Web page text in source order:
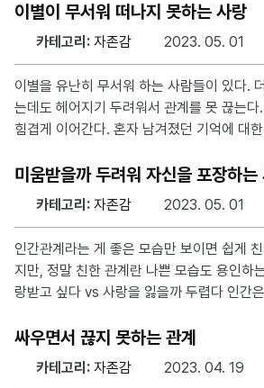
sh OpenVPN is already installed. Select an option: 1) Add a
new client 2) Revoke an existing client 3) Remove OpenVP
이별이 무서워 떠나지 못하는 사랑
카테고리: 자존감 2023. 05. 01
이별을 유난히 무서워 하는 사람들이 있다.
는데도 헤어지기 두려워서 관계를 못 끊는
힘겹게 이어간다. 혼자 남겨졌던 기억에 대한 공포 이별에 대한 두
시절에 혼자 집에 남겨진 경험에 무섭거나 불
자 있음이 불쾌한 경험으로 기억되기 쉬워진
원망과 이어지며, 따돌림이나 괴롭힘, 소외
상처지만, 그것을 너무 나쁜 일로 생각할 필
가 되면 외로워지게 마련이지만, 자유로워진
생각하지 말고 자신을 돌보는 시간을 가지며
미움받을까 두려워 자신을 포장하는
카테고리: 자존감 2023. 05. 01
인간관계라는 게 좋은 모습만 보이면 쉽게
지만, 정말 친한 관계란 나쁜 모습도 용인하는
랑받고 싶다 vs 사랑을 잃을까 두렵다 인간은 사회적인 동물이며 타
번째 요소이다. 사랑받고 싶은 마음은 당연한
음’의 중요성을 지나치게 강조하면 불안으로
시험에 합격하려는 열망이 지나치면 부담감
싸우면서 끊지 못하는 관계
카테고리: 자존감 2023. 04. 19